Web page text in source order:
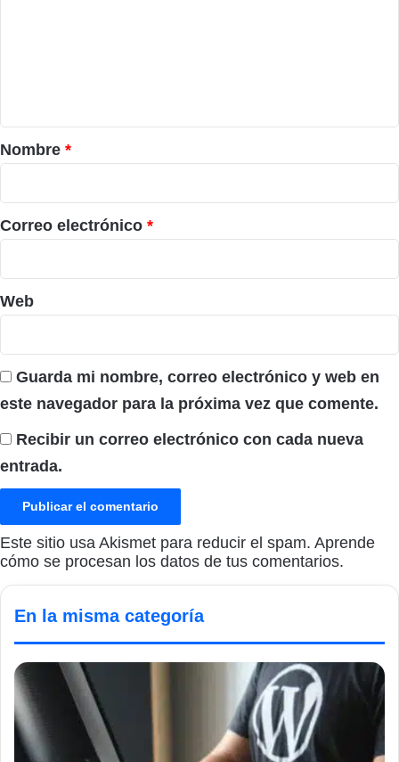
r
i
o
*
Nombre *
Correo electrónico *
Web
Guarda mi nombre, correo electrónico y web en
este navegador para la próxima vez que comente.
Recibir un correo electrónico con cada nueva
entrada.
Este sitio usa Akismet para reducir el spam. Aprende
cómo se procesan los datos de tus comentarios.
En la misma categoría